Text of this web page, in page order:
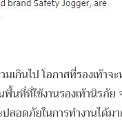
กินไป โอกาสที่รองเท้า
นที่ที่ใช้งานรองเท้านิรภั
ปลอดภัยในการทำงานได้ม